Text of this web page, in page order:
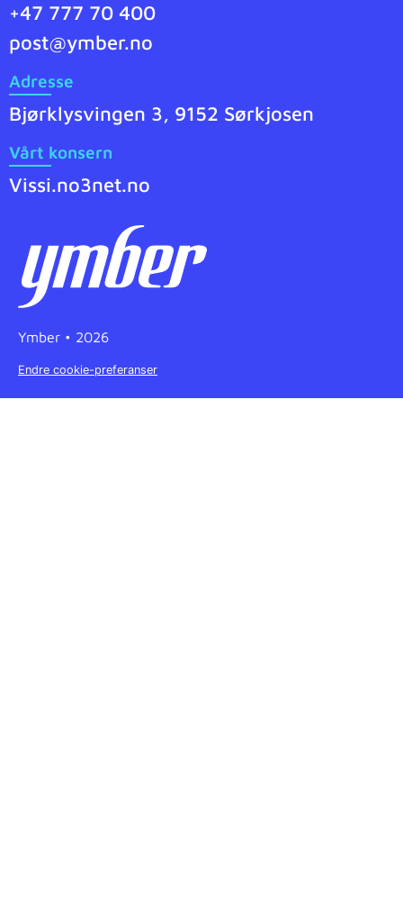
+47 777 70 400
post@ymber.no
Adresse
Bjørklysvingen 3, 9152 Sørkjosen
Vårt konsern
Vissi.no3net.no
Ymber • 2026
Endre cookie-preferanser